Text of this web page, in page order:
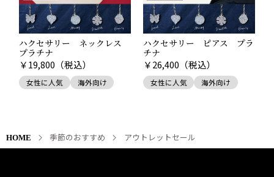
ハクセサリー ネックレス
プラチナ
￥19,800 （税込）
女性に人気 海外向け
ハクセサリー ピアス プラ
チナ
￥26,400 （税込）
女性に人気 海外向け
HOME 季節のおすすめ アウトレットセール